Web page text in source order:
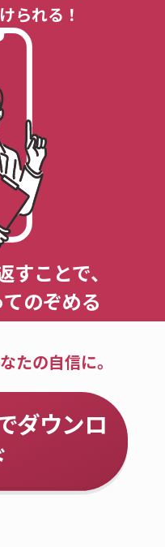
られる！
ことで、
のぞめる
たの自信に。
ダウンロ